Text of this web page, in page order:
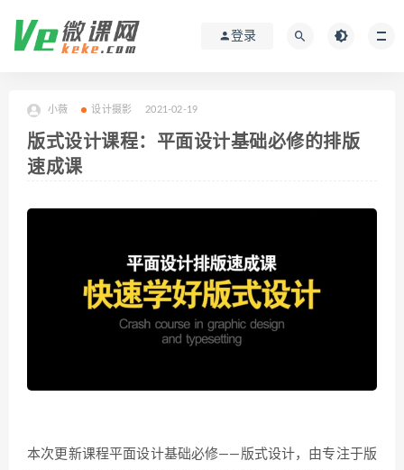
登录
小薇 设计摄影 2021-02-19
版式设计课程：平面设计基础必修的排版
速成课
本次更新课程平面设计基础必修——版式设计，由专注于版